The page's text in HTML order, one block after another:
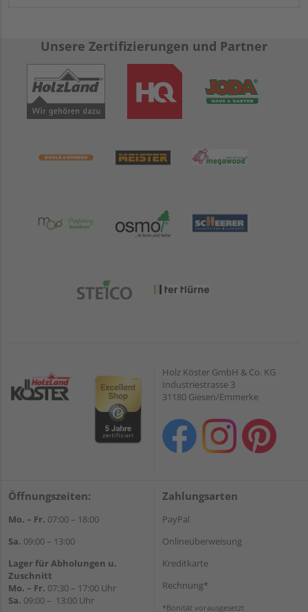
Unsere Zertifizierungen und Partner
Holz Köster GmbH & Co. KG
Industriestrasse 3
31180 Giesen/Emmerke
Öffnungszeiten:
Mo. – Fr. 07:00 – 18:00
Sa. 09:00 – 13:00
Lager für Abholungen u.
Zuschnitt
Mo. – Fr. 07:30 – 17:00 Uhr
Sa. 09:00 – 13:00 Uhr
Zahlungsarten
PayPal
Onlineüberweisung
Kreditkarte
Rechnung*
*Bonität vorausgesetzt